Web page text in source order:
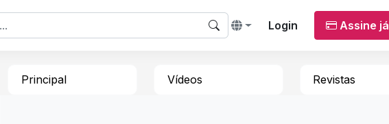
Login Assine já
Principal Vídeos Revistas